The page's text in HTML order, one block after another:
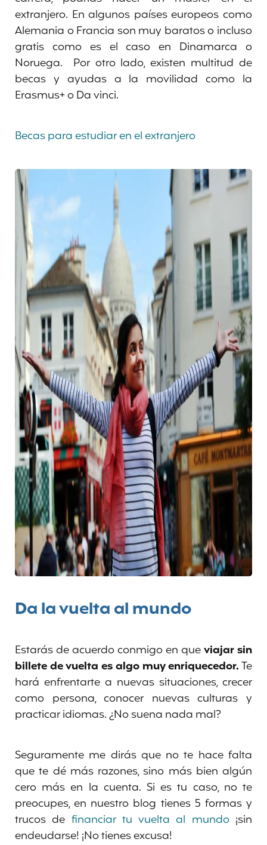
extranjero. En algunos países europeos como
Alemania o Francia son muy baratos o incluso
gratis como es el caso en Dinamarca o
Noruega. Por otro lado, existen multitud de
becas y ayudas a la movilidad como la
Erasmus+ o Da vinci.
Becas para estudiar en el extranjero
Da la vuelta al mundo
Estarás de acuerdo conmigo en queviajar sin
billete de vuelta es algo muy enriquecedor.Te
hará enfrentarte a nuevas situaciones, crecer
como persona, conocer nuevas culturas y
practicar idiomas. ¿No suena nada mal?
Seguramente me dirás que no te hace falta
que te dé más razones, sino más bien algún
cero más en la cuenta. Si es tu caso, no te
preocupes, en nuestro blog tienes 5 formas y
trucos de financiar tu vuelta al mundo¡sin
endeudarse! ¡No tienes excusa!